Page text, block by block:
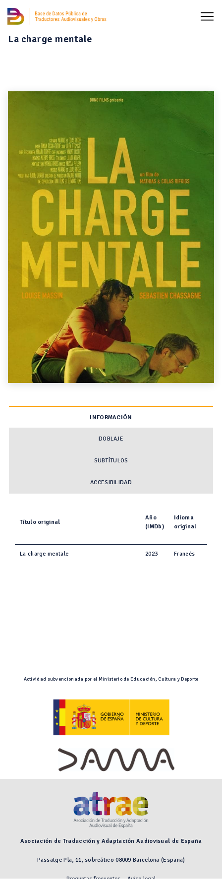
La charge mentale
INFORMACIÓN
DOBLAJE
SUBTÍTULOS
ACCESIBILIDAD
Título original
Año
(IMDb)
Idioma
original
La charge mentale 2023 Francés
Actividad subvencionada por el Ministerio de Educación, Cultura y Deporte
Asociación de Traducción y Adaptación Audiovisual de España
Passatge Pla, 11, sobreático 08009 Barcelona (España)
Preguntas frecuentes Aviso legal